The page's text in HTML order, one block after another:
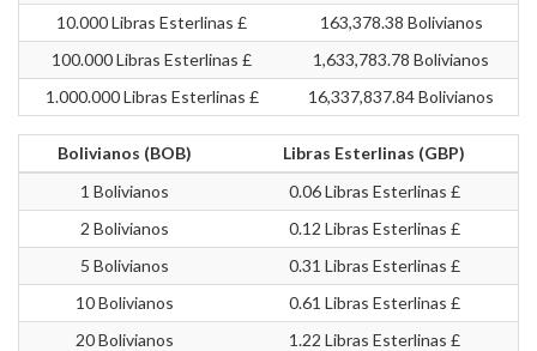
10.000 Libras Esterlinas £
163,378.38 Bolivianos
100.000 Libras Esterlinas £
1,633,783.78 Bolivianos
1.000.000 Libras Esterlinas £
16,337,837.84 Bolivianos
Bolivianos (BOB)
Libras Esterlinas (GBP)
1 Bolivianos
0.06 Libras Esterlinas £
2 Bolivianos
0.12 Libras Esterlinas £
5 Bolivianos
0.31 Libras Esterlinas £
10 Bolivianos
0.61 Libras Esterlinas £
20 Bolivianos
1.22 Libras Esterlinas £